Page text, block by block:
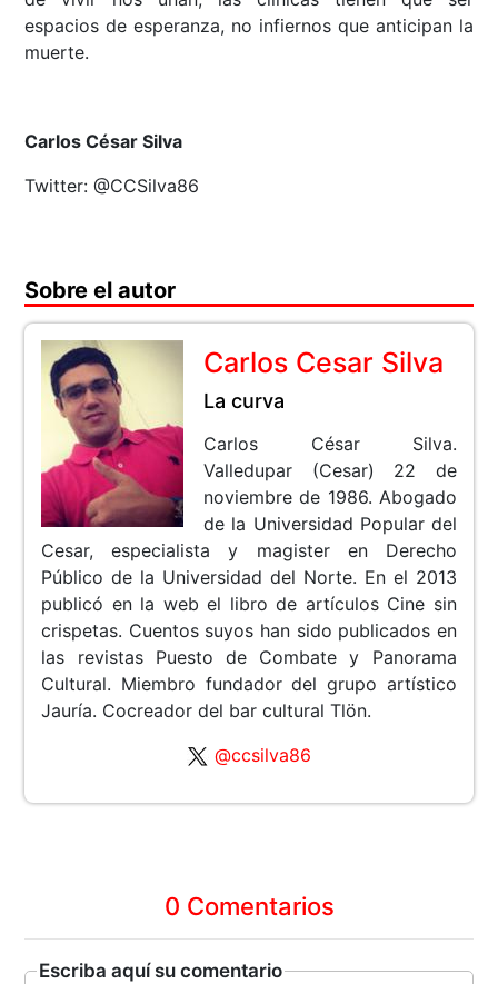
espacios de esperanza, no infiernos que anticipan la
muerte.
Carlos César Silva
Twitter: @CCSilva86
Sobre el autor
Carlos Cesar Silva
La curva
Carlos César Silva.
Valledupar (Cesar) 22 de
noviembre de 1986. Abogado
de la Universidad Popular del
Cesar, especialista y magister en Derecho
Público de la Universidad del Norte. En el 2013
publicó en la web el libro de artículos Cine sin
crispetas. Cuentos suyos han sido publicados en
las revistas Puesto de Combate y Panorama
Cultural. Miembro fundador del grupo artístico
Jauría. Cocreador del bar cultural Tlön.
@ccsilva86
0 Comentarios
Escriba aquí su comentario